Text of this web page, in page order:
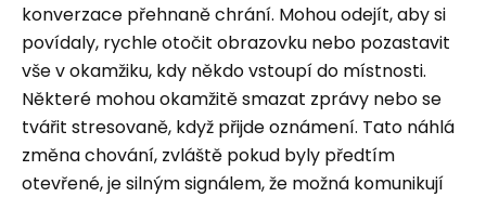
konverzace přehnaně chrání. Mohou odejít, aby si
povídaly, rychle otočit obrazovku nebo pozastavit
vše v okamžiku, kdy někdo vstoupí do místnosti.
Některé mohou okamžitě smazat zprávy nebo se
tvářit stresovaně, když přijde oznámení. Tato náhlá
změna chování, zvláště pokud byly předtím
otevřené, je silným signálem, že možná komunikují